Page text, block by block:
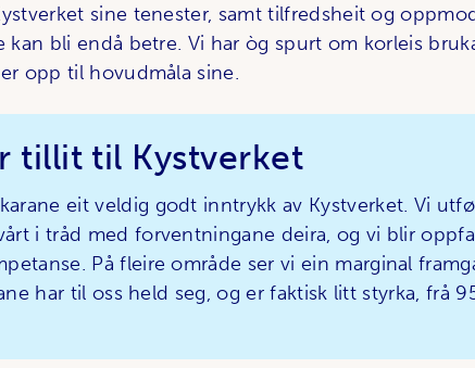
sine tenester, samt tilfredsheit og
kan bli endå betre. Vi har òg spurt om korleis
opp til hovudmåla sine.
tillit til Kystverket
eit veldig godt inntrykk av Kystverket. Vi
i tråd med forventningane deira, og vi blir
På fleire område ser vi ein marginal
har til oss held seg, og er faktisk litt styrka, frå